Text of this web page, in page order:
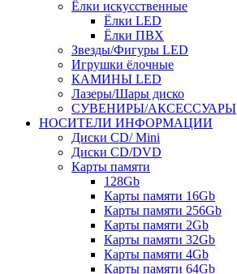
Ёлки искусственные
Ёлки LED
Ёлки ПВХ
Звезды/Фигуры LED
Игрушки ёлочные
КАМИНЫ LED
Лазеры/Шары диско
СУВЕНИРЫ/АКСЕССУАРЫ
НОСИТЕЛИ ИНФОРМАЦИИ
Диски CD/ Mini
Диски CD/DVD
Карты памяти
128Gb
Карты памяти 16Gb
Карты памяти 256Gb
Карты памяти 2Gb
Карты памяти 32Gb
Карты памяти 4Gb
Карты памяти 64Gb